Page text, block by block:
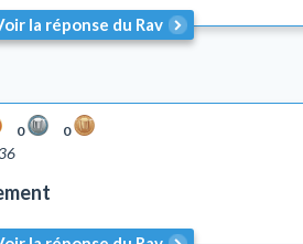
la réponse du Rav
0 0